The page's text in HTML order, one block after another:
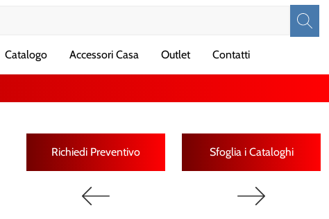
Catalogo Accessori Casa Outlet Contatti
Richiedi Preventivo Sfoglia i Cataloghi